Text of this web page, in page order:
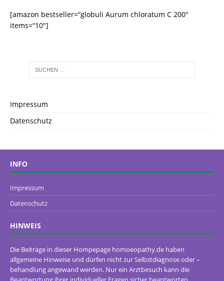
[amazon bestseller=“globuli Aurum chloratum C 200″
items=“10″]
Impressum
Datenschutz
INFO
Impressum
Datenschutz
HINWEIS
Die Beiträge in dieser Hompepage homoeopathy.de haben
allgemeine Hinweise und dürfen nicht zur Selbstdiagnose oder –
behandlung angewand werden. Nur ein Arztbesuch kann die